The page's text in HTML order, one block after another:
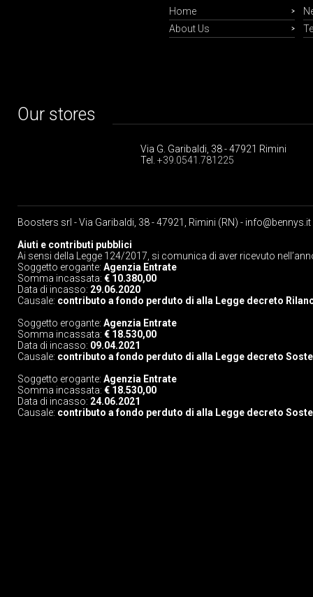
Home
About Us
Our stores
Via G. Garibaldi, 38 - 47921 Rimini
Tel. +39.0541.781225
Boosters srl - Via Garibaldi, 38 - 47921, Rimini (RN) - info@bennys.it
Aiuti e contributi pubblici
Ai sensi della Legge 124/2017, si comunica di aver ricevuto
Soggetto erogante: Agenzia Entrate
Somma incassata: € 10.380,00
Data di incasso: 29.06.2020
Causale: contributo a fondo perduto di alla Legge decreto
Soggetto erogante: Agenzia Entrate
Somma incassata: € 18.530,00
Data di incasso: 09.04.2021
Causale: contributo a fondo perduto di alla Legge decreto
Soggetto erogante: Agenzia Entrate
Somma incassata: € 18.530,00
Data di incasso: 24.06.2021
Causale: contributo a fondo perduto di alla Legge decreto